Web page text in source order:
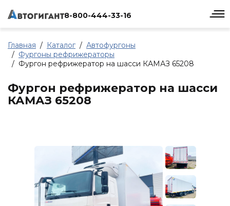
8-800-444-33-16
Главная Каталог
Автофургоны
Фургоны рефрижераторы
Фургон рефрижератор на шасси КАМАЗ 65208
Фургон рефрижератор на шасси
КАМАЗ 65208